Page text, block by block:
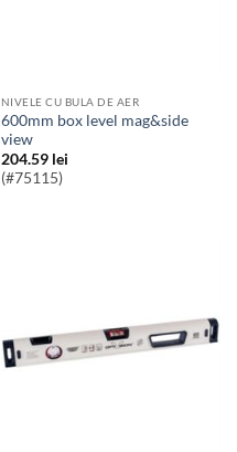
NIVELE CU BULA DE AER
600mm box level mag&side
view
204.59 lei
(#75115)